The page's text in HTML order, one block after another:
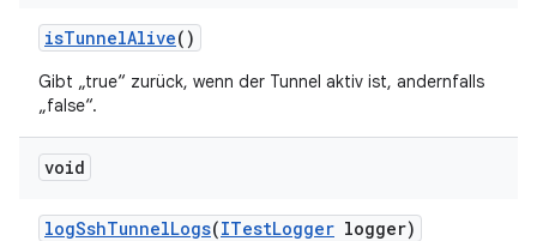
isTunnelAlive()
Gibt „true“ zurück, wenn der Tunnel aktiv ist, andernfalls
„false“.
void
logSshTunnelLogs(ITestLogger logger)